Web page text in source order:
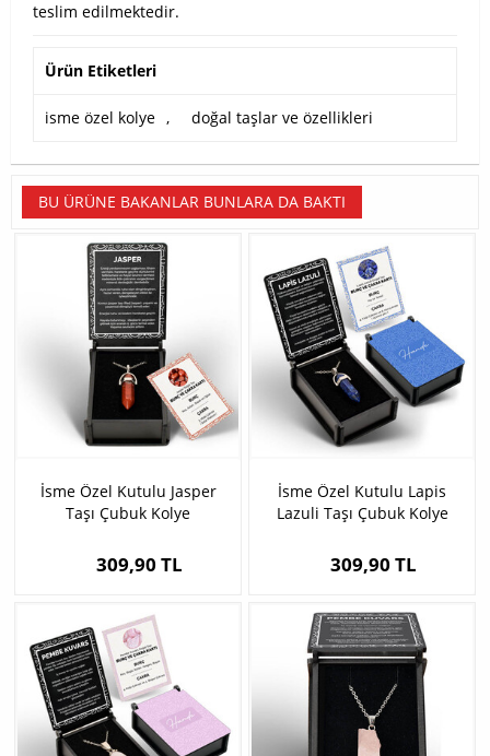
teslim edilmektedir.
Ürün Etiketleri
isme özel kolye , doğal taşlar ve özellikleri
BU ÜRÜNE BAKANLAR BUNLARA DA BAKTI
İsme Özel Kutulu Jasper
Taşı Çubuk Kolye
309,90 TL
İsme Özel Kutulu Lapis
Lazuli Taşı Çubuk Kolye
309,90 TL